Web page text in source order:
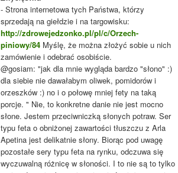
- Strona internetowa tych Państwa, którzy
sprzedają na giełdzie i na targowisku:
http://zdrowejedzonko.pl/pl/c/Orzech-
piniowy/84 Myślę, że można złożyć sobie u nich
zamówienie i odebrać osobiście.
@gosiam: "jak dla mnie wygląda bardzo "słono" :)
dla siebie nie dawałabym oliwek, pomidorów i
orzeszków :) no i o połowę mniej fety na taką
porcje. " Nie, to konkretne danie nie jest mocno
słone. Jestem przeciwniczką słonych potraw. Ser
typu feta o obniżonej zawartości tłuszczu z Arla
Apetina jest delikatnie słony. Biorąc pod uwagę
pozostałe sery typu feta na rynku, odczuwa się
wyczuwalną różnicę w słoności. I to nie są to tylko